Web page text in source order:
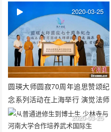
圆瑛大师圆寂70周年追思赞颂纪
念系列活动在上海举行 演觉法师
出席
2020-03-25
2020-03-25